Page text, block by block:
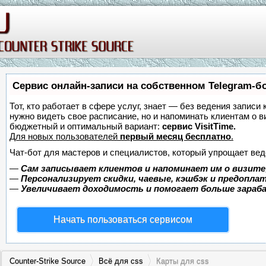
Сервис онлайн-записи на собственном Telegram-
Тот, кто работает в сфере услуг, знает — без ведения записи
нужно видеть свое расписание, но и напоминать клиентам о
бюджетный и оптимальный вариант: сервис VisitTime.
Для новых пользователей первый месяц бесплатно.
Чат-бот для мастеров и специалистов, который упрощает
— Сам записывает клиентов и напоминает им о
— Персонализирует скидки, чаевые, кэшбэк и
— Увеличивает доходимость и помогает больше
Начать пользоваться сервисом
Counter-Strike Source Всё для css Карты для css